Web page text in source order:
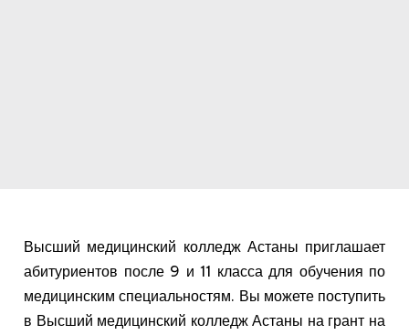
Высший медицинский колледж Астаны приглашает
абитуриентов после 9 и 11 класса для обучения по
медицинским специальностям. Вы можете поступить
в Высший медицинский колледж Астаны на грант на